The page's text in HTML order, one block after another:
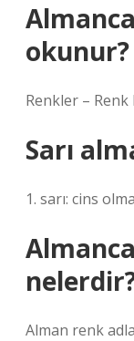
okunur?
Renkler –
Sarı
1. sarı: cins
Alman renk